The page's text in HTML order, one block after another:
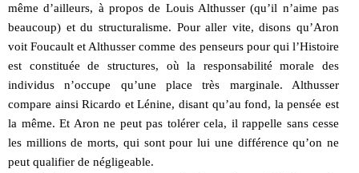
même d’ailleurs, à propos de Louis Althusser (qu’il n’aime pas
beaucoup) et du structuralisme. Pour aller vite, disons qu’Aron
voit Foucault et Althusser comme des penseurs pour qui l’Histoire
est constituée de structures, où la responsabilité morale des
individus n’occupe qu’une place très marginale. Althusser
compare ainsi Ricardo et Lénine, disant qu’au fond, la pensée est
la même. Et Aron ne peut pas tolérer cela, il rappelle sans cesse
les millions de morts, qui sont pour lui une différence qu’on ne
peut qualifier de négligeable.